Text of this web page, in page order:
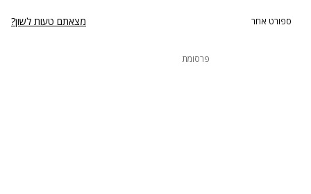
ספורט אחר מצאתם טעות לשון?
פרסומת